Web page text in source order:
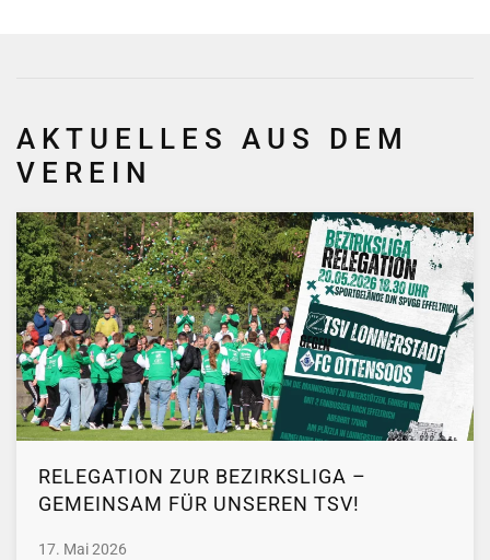
AKTUELLES AUS DEM
VEREIN
RELEGATION ZUR BEZIRKSLIGA –
GEMEINSAM FÜR UNSEREN TSV!
17. Mai 2026